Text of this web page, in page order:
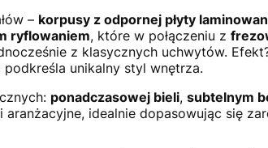
– korpusy z odpornej płyty
ryflowaniem, które w połączeniu z
z klasycznych uchwytów.
unikalny styl wnętrza.
ponadczasowej bieli, subtelnym
idealnie dopasowując się